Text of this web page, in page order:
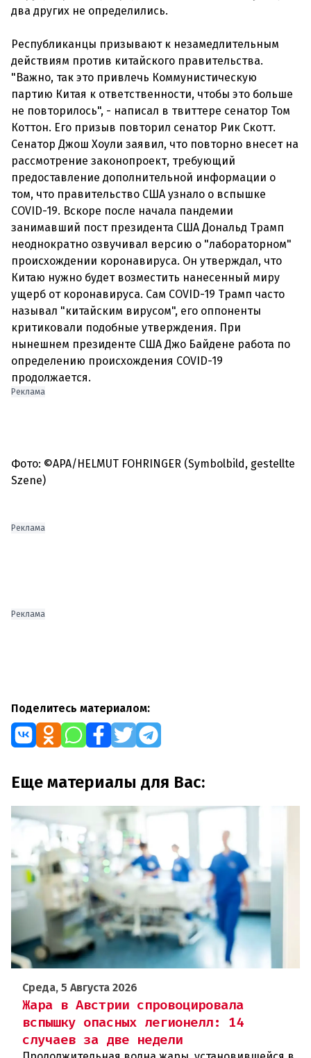
два других не определились.
Республиканцы призывают к незамедлительным
действиям против китайского правительства.
"Важно, так это привлечь Коммунистическую
партию Китая к ответственности, чтобы это больше
не повторилось", - написал в твиттере сенатор Том
Коттон. Его призыв повторил сенатор Рик Скотт.
Сенатор Джош Хоули заявил, что повторно внесет на
рассмотрение законопроект, требующий
предоставление дополнительной информации о
том, что правительство США узнало о вспышке
COVID-19. Вскоре после начала пандемии
занимавший пост президента США Дональд Трамп
неоднократно озвучивал версию о "лабораторном"
происхождении коронавируса. Он утверждал, что
Китаю нужно будет возместить нанесенный миру
ущерб от коронавируса. Сам COVID-19 Трамп часто
называл "китайским вирусом", его оппоненты
критиковали подобные утверждения. При
нынешнем президенте США Джо Байдене работа по
определению происхождения COVID-19
Реклама
Фото: ©APA/HELMUT FOHRINGER (Symbolbild, gestellte
Szene)
Реклама
Реклама
Поделитесь материалом:
Еще материалы для Вас:
Среда, 5 Августа 2026
Жара в Австрии спровоцировала
вспышку опасных легионелл: 14
случаев за две недели